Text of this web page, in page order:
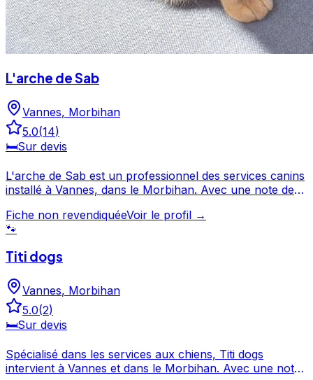
L'arche de Sab
Vannes, Morbihan
5.0(14)
🛏️Sur devis
L'arche de Sab est un professionnel des services canins
installé à Vannes, dans le Morbihan. Avec une note de
propriétaires de chiens. N'hésitez pas à consulter sa
fiche pour en savoir plus et prendre contact. L'arche de
Vannes. Noté 5/5 ⭐⭐⭐⭐⭐ sur Google Maps avec 14 avis.
Fiche non revendiquéeVoir le profil →
🐾
Titi dogs
Vannes, Morbihan
5.0(2)
🛏️Sur devis
Spécialisé dans les services aux chiens, Titi dogs
intervient à Vannes et dans le Morbihan. Avec une note